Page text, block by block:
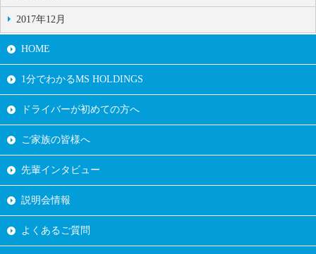
2017年12月
HOME
1分でわかるMS HOLDINGS
ドライバーが初めての方へ
ご家族の皆様へ
先輩インタビュー
説明会情報
よくあるご質問